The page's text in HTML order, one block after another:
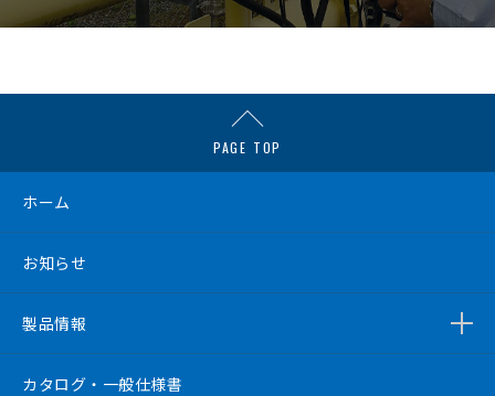
PAGE TOP
ホーム
お知らせ
製品情報
カタログ・一般仕様書